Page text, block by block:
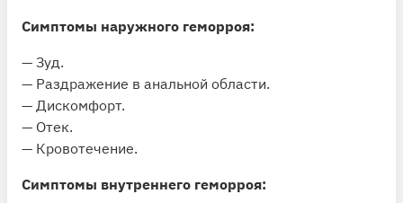
Симптомы наружного геморроя:
— Зуд.
— Раздражение в анальной области.
— Дискомфорт.
— Отек.
— Кровотечение.
Симптомы внутреннего геморроя: